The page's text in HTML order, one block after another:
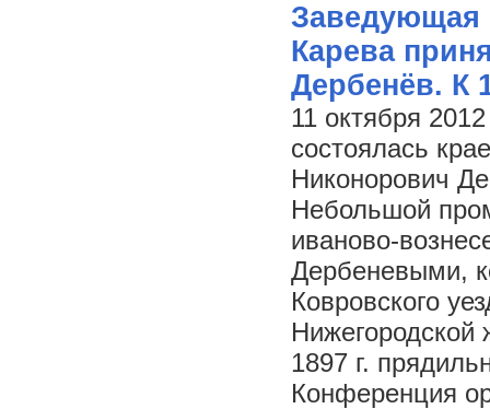
Заведующая
Карева
Дербенёв. К
11 октября
состоялась
Никонорович
Небольшой
иваново-
Дербеневыми,
Ковровского
Нижегородской
1897 г.
Конференция